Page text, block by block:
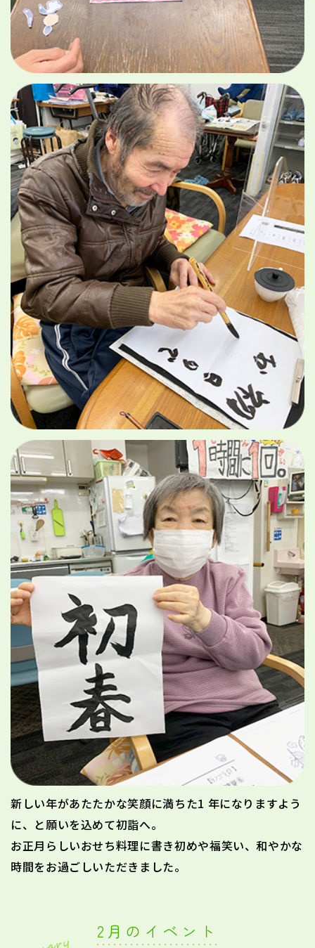
新しい年があたたかな笑顔に満ちた1 年になりますよう
に、と願いを込めて初詣へ。
お正月らしいおせち料理に書き初めや福笑い、和やかな
時間をお過ごしいただきました。
2月のイベント